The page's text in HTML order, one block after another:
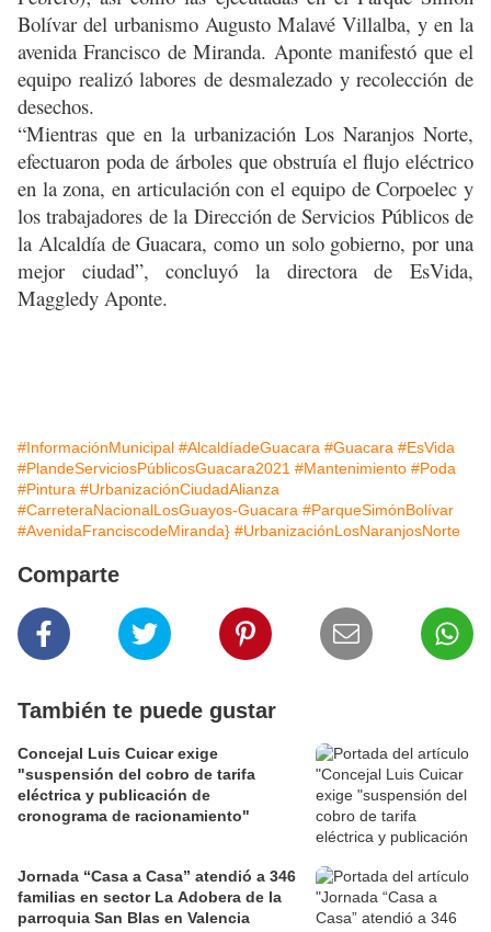
Bolívar del urbanismo Augusto Malavé Villalba, y en la
avenida Francisco de Miranda. Aponte manifestó que el
equipo realizó labores de desmalezado y recolección de
desechos.
“Mientras que en la urbanización Los Naranjos Norte,
efectuaron poda de árboles que obstruía el flujo eléctrico
en la zona, en articulación con el equipo de Corpoelec y
los trabajadores de la Dirección de Servicios Públicos de
la Alcaldía de Guacara, como un solo gobierno, por una
mejor ciudad”, concluyó la directora de EsVida,
Maggledy Aponte.
#InformaciónMunicipal #AlcaldíadeGuacara #Guacara #EsVida
#PlandeServiciosPúblicosGuacara2021 #Mantenimiento #Poda
#Pintura #UrbanizaciónCiudadAlianza
#CarreteraNacionalLosGuayos-Guacara #ParqueSimónBolívar
#AvenidaFranciscodeMiranda} #UrbanizaciónLosNaranjosNorte
Comparte
También te puede gustar
Concejal Luis Cuicar exige
"suspensión del cobro de tarifa
eléctrica y publicación de
cronograma de racionamiento"
Jornada “Casa a Casa” atendió a 346
familias en sector La Adobera de la
parroquia San Blas en Valencia